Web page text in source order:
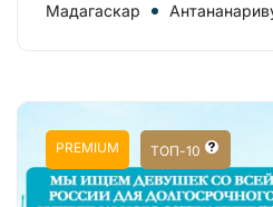
Мадагаскар
PREMIUM ТОП-10